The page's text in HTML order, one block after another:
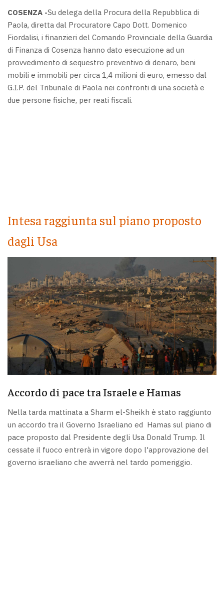
COSENZA -Su delega della Procura della Repubblica di
Paola, diretta dal Procuratore Capo Dott. Domenico
Fiordalisi, i finanzieri del Comando Provinciale della Guardia
di Finanza di Cosenza hanno dato esecuzione ad un
provvedimento di sequestro preventivo di denaro, beni
mobili e immobili per circa 1,4 milioni di euro, emesso dal
G.I.P. del Tribunale di Paola nei confronti di una società e
due persone fisiche, per reati fiscali.
Intesa raggiunta sul piano proposto
dagli Usa
Accordo di pace tra Israele e Hamas
Nella tarda mattinata a Sharm el-Sheikh è stato raggiunto
un accordo tra il Governo Israeliano ed Hamas sul piano di
pace proposto dal Presidente degli Usa Donald Trump. Il
cessate il fuoco entrerà in vigore dopo l'approvazione del
governo israeliano che avverrà nel tardo pomeriggio.